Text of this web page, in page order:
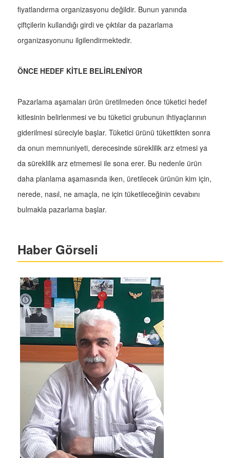
fiyatlandırma organizasyonu değildir. Bunun yanında
çiftçilerin kullandığı girdi ve çıktılar da pazarlama
organizasyonunu ilgilendirmektedir.
ÖNCE HEDEF KİTLE BELİRLENİYOR
Pazarlama aşamaları ürün üretilmeden önce tüketici hedef
kitlesinin belirlenmesi ve bu tüketici grubunun ihtiyaçlarının
giderilmesi süreciyle başlar. Tüketici ürünü tükettikten sonra
da onun memnuniyeti, derecesinde süreklilik arz etmesi ya
da süreklilik arz etmemesi ile sona erer. Bu nedenle ürün
daha planlama aşamasında iken, üretilecek ürünün kim için,
nerede, nasıl, ne amaçla, ne için tüketileceğinin cevabını
bulmakla pazarlama başlar.
Haber Görseli